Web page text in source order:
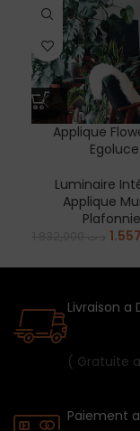
Applique
Egoluce
Luminaire
Applique
Livraison a
( Gratuite
Paiement